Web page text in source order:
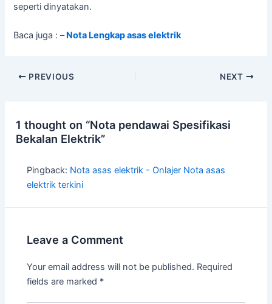
seperti dinyatakan.
Baca juga : –Nota Lengkap asas elektrik
PREVIOUS NEXT
1 thought on “Nota pendawai Spesifikasi
Bekalan Elektrik”
Pingback: Nota asas elektrik - Onlajer Nota asas
elektrik terkini
Leave a Comment
Your email address will not be published. Required
fields are marked *